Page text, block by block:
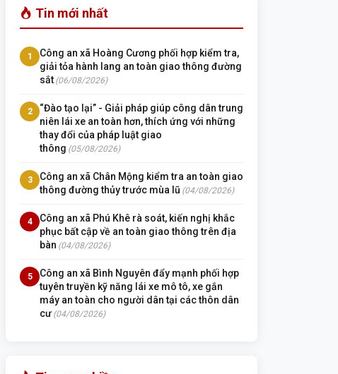
Tin mới nhất
1
Công an xã Hoàng Cương phối hợp kiểm tra,
giải tỏa hành lang an toàn giao thông đường
sắt (06/08/2026)
2
“Đào tạo lại” - Giải pháp giúp công dân trung
niên lái xe an toàn hơn, thích ứng với những
thay đổi của pháp luật giao
thông (05/08/2026)
3
Công an xã Chân Mộng kiểm tra an toàn giao
thông đường thủy trước mùa lũ (04/08/2026)
4
Công an xã Phú Khê rà soát, kiến nghị khắc
phục bất cập về an toàn giao thông trên địa
bàn (04/08/2026)
5
Công an xã Bình Nguyên đẩy mạnh phối hợp
tuyên truyền kỹ năng lái xe mô tô, xe gắn
máy an toàn cho người dân tại các thôn dân
cư (04/08/2026)